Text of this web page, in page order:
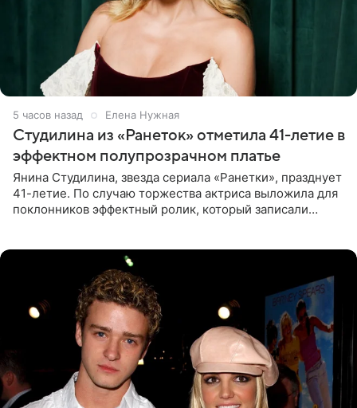
5 часов назад Елена Нужная
Студилина из «Ранеток» отметила 41-летие в
эффектном полупрозрачном платье
Янина Студилина, звезда сериала «Ранетки», празднует
41-летие. По случаю торжества актриса выложила для
поклонников эффектный ролик, который записали